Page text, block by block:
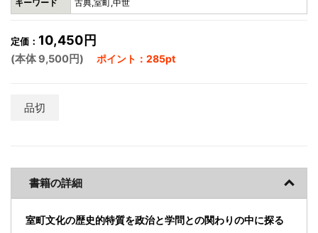
キーワード 古典,室町,中世
定価： 10,450円
(本体 9,500円) ポイント：285pt
品切
書籍の詳細
室町文化の歴史的特質を政治と学問との関わりの中に探る